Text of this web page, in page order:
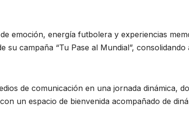
emoción, energía futbolera y experiencias
campaña “Tu Pase al Mundial”,
de comunicación en una jornada dinámica,
un espacio de bienvenida acompañado de